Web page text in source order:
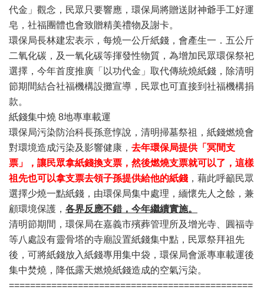
代金」觀念，民眾只要響應，環保局將贈送財神爺手工好運
皂，社福團體也會致贈精美禮物及謝卡。
環保局長林建宏表示，每燒一公斤紙錢，會產生一．五公斤
二氧化碳，及一氧化碳等揮發性物質，為增加民眾環保祭祀
選擇，今年首度推廣「以功代金」取代傳統燒紙錢，除清明
節期間結合社福機構設攤宣導，民眾也可直接到社福機構捐
款。
紙錢集中燒 8地專車載運
環保局污染防治科長孫意惇說，清明掃墓祭祖，紙錢燃燒會
對環境造成污染及影響健康， 去年環保局提供「冥間支
票」，讓民眾拿紙錢換支票，然後燃燒支票就可以了，這樣
祖先也可以拿支票去領子孫提供給他的紙錢 ，藉此呼籲民眾
選擇少燒一點紙錢，由環保局集中處理，緬懷先人之餘，兼
顧環境保護， 各界反應不錯，今年繼續實施。
清明節期間，環保局在嘉義市殯葬管理所及增光寺、圓福寺
等八處設有靈骨塔的寺廟設置紙錢集中點，民眾祭拜祖先
後，可將紙錢放入紙錢專用集中袋，環保局會派專車載運後
集中焚燒，降低露天燃燒紙錢造成的空氣污染。
==============================================